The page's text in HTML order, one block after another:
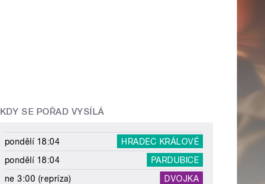
KDY SE POŘAD VYSÍLÁ
pondělí 18:04
HRADEC KRÁLOVÉ
pondělí 18:04
PARDUBICE
ne 3:00 (repríza)
DVOJKA